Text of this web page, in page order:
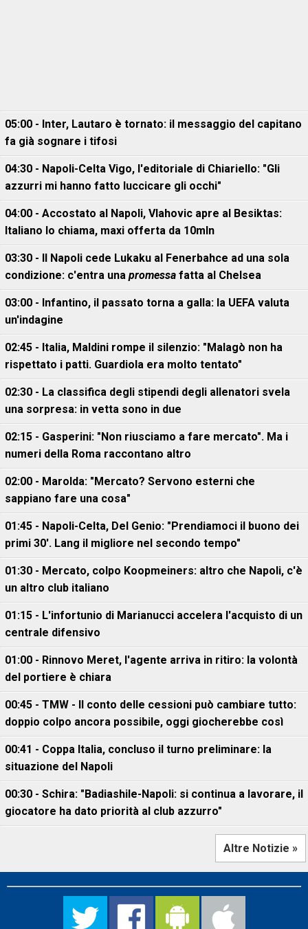
05:00 - Inter, Lautaro è tornato: il messaggio del capitano
fa già sognare i tifosi
04:30 - Napoli-Celta Vigo, l'editoriale di Chiariello: "Gli
azzurri mi hanno fatto luccicare gli occhi"
04:00 - Accostato al Napoli, Vlahovic apre al Besiktas:
Italiano lo chiama, maxi offerta da 10mln
03:30 - Il Napoli cede Lukaku al Fenerbahce ad una sola
condizione: c'entra una promessa fatta al Chelsea
03:00 - Infantino, il passato torna a galla: la UEFA valuta
un'indagine
02:45 - Italia, Maldini rompe il silenzio: "Malagò non ha
rispettato i patti. Guardiola era molto tentato"
02:30 - La classifica degli stipendi degli allenatori svela
una sorpresa: in vetta sono in due
02:15 - Gasperini: "Non riusciamo a fare mercato". Ma i
numeri della Roma raccontano altro
02:00 - Marolda: "Mercato? Servono esterni che
sappiano fare una cosa"
01:45 - Napoli-Celta, Del Genio: "Prendiamoci il buono dei
primi 30'. Lang il migliore nel secondo tempo"
01:30 - Mercato, colpo Koopmeiners: altro che Napoli, c'è
un altro club italiano
01:15 - L'infortunio di Marianucci accelera l'acquisto di un
centrale difensivo
01:00 - Rinnovo Meret, l'agente arriva in ritiro: la volontà
del portiere è chiara
00:45 - TMW - Il conto delle cessioni può cambiare tutto:
doppio colpo ancora possibile, oggi giocherebbe così
00:41 - Coppa Italia, concluso il turno preliminare: la
situazione del Napoli
00:30 - Schira: "Badiashile-Napoli: si continua a lavorare, il
giocatore ha dato priorità al club azzurro"
Altre Notizie »